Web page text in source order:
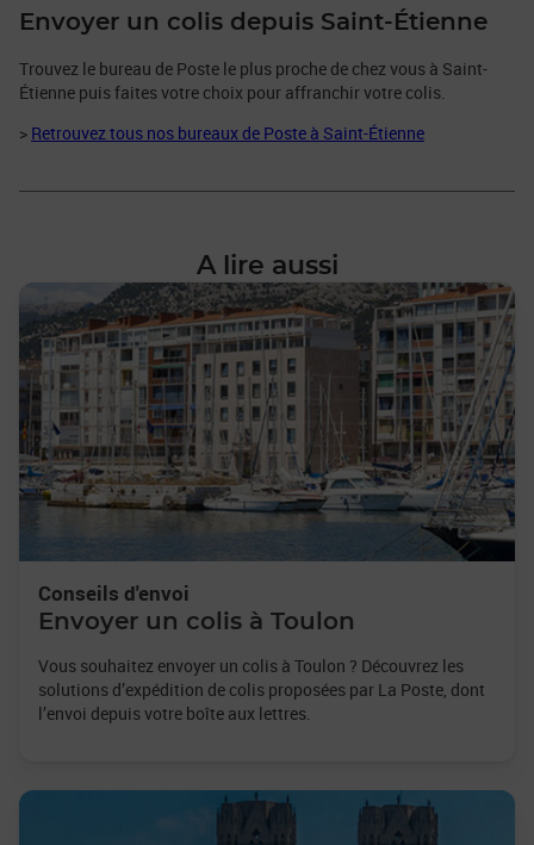
Envoyer un colis depuis Saint-Étienne
Trouvez le bureau de Poste le plus proche de chez vous à Saint-
Étienne puis faites votre choix pour affranchir votre colis.
> Retrouvez tous nos bureaux de Poste à Saint-Étienne
A lire aussi
Conseils d'envoi
Envoyer un colis à Toulon
Vous souhaitez envoyer un colis à Toulon ? Découvrez les
solutions d’expédition de colis proposées par La Poste, dont
l’envoi depuis votre boîte aux lettres.